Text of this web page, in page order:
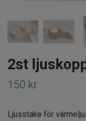
2st
150 kr
Ljusstake för